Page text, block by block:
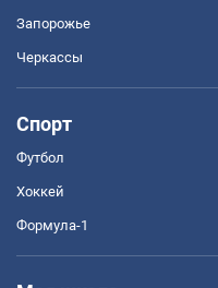
Запорожье
Черкассы
Спорт
Футбол
Хоккей
Формула-1